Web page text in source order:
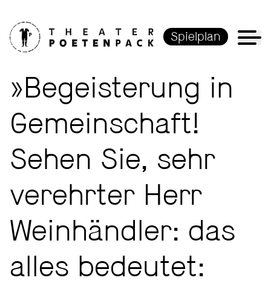
Spielplan
»Begeisterung in
Gemeinschaft!
Sehen Sie, sehr
verehrter Herr
Weinhändler: das
alles bedeutet: